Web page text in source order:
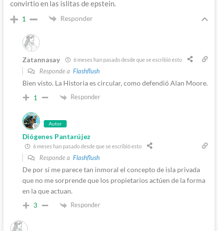
convirtio en las islitas de epstein.
1 Responder
Zatannasay 6 meses han pasado desde que se escribió esto
Responde a Flashflush
Bien visto. La Historia es circular, como defendió Alan Moore.
1 Responder
Autor
Diógenes Pantarújez
6 meses han pasado desde que se escribió esto
Responde a Flashflush
De por sí me parece tan inmoral el concepto de isla privada
que no me sorprende que los propietarios actúen de la forma
en la que actuan.
3 Responder